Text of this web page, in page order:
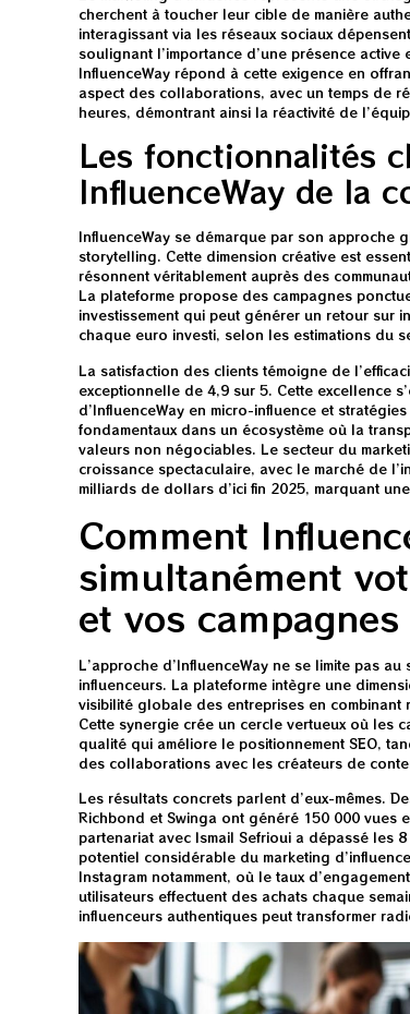
cherchent à toucher leur cible de manière
interagissant via les réseaux sociaux
soulignant l’importance d’une présence
InfluenceWay répond à cette exigence en
aspect des collaborations, avec un temps de
heures, démontrant ainsi la réactivité de
Les fonctionnalités
InfluenceWay de la
InfluenceWay se démarque par son approche
storytelling. Cette dimension créative est
résonnent véritablement auprès des
La plateforme propose des campagnes
investissement qui peut générer un retour sur
chaque euro investi, selon les estimations du
La satisfaction des clients témoigne de
exceptionnelle de 4,9 sur 5. Cette excellence
d’InfluenceWay en micro-influence et
fondamentaux dans un écosystème où la
valeurs non négociables. Le secteur du
croissance spectaculaire, avec le marché de
milliards de dollars d’ici fin 2025, marquant
Comment
simultanément
et vos campagnes
L’approche d’InfluenceWay ne se limite pas
influenceurs. La plateforme intègre une
visibilité globale des entreprises en combinant
Cette synergie crée un cercle vertueux où les
qualité qui améliore le positionnement SEO,
des collaborations avec les créateurs de
Les résultats concrets parlent d’eux-mêmes.
Richbond et Swinga ont généré 150 000 vues
partenariat avec Ismail Sefrioui a dépassé les
potentiel considérable du marketing
Instagram notamment, où le taux
utilisateurs effectuent des achats chaque
influenceurs authentiques peut transformer